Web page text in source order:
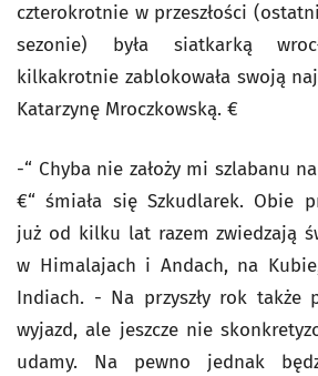
czterokrotnie w przeszłości
sezonie) była siatkarką
kilkakrotnie zablokowała swoją
Katarzynę Mroczkowską. €
-“ Chyba nie założy mi szlabanu
€“ śmiała się Szkudlarek. Obie
już od kilku lat razem zwiedzają
w Himalajach i Andach, na
Indiach. - Na przyszły rok także
wyjazd, ale jeszcze nie
udamy. Na pewno jednak